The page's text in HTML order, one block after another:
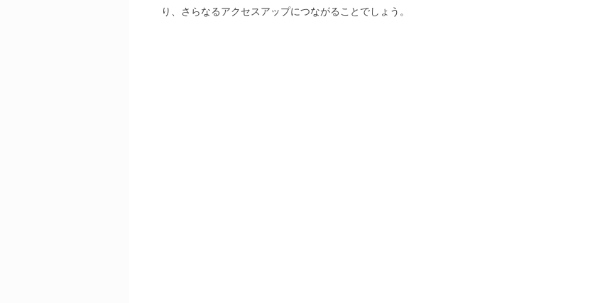
り、さらなるアクセスアップにつながることでしょう。